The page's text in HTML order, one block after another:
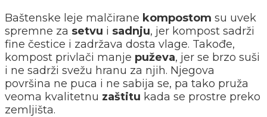
Baštenske leje malčirane kompostom su uvek
spremne za setvu i sadnju, jer kompost sadrži
fine čestice i zadržava dosta vlage. Takođe,
kompost privlači manje puževa, jer se brzo suši
i ne sadrži svežu hranu za njih. Njegova
površina ne puca i ne sabija se, pa tako pruža
veoma kvalitetnu zaštitu kada se prostre preko
zemljišta.